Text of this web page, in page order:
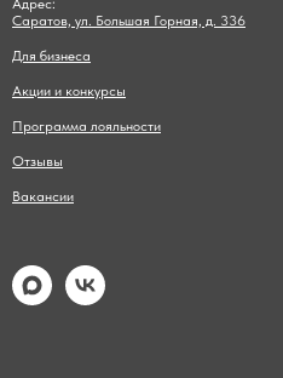
Адрес:
Саратов, ул. Большая Горная, д. 336
Для бизнеса
Акции и конкурсы
Программа лояльности
Отзывы
Вакансии